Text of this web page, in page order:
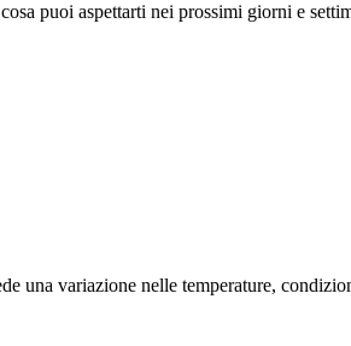
puoi aspettarti nei prossimi giorni e
una variazione nelle temperature,